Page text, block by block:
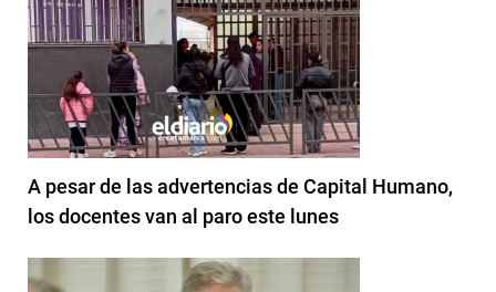
A pesar de las advertencias de Capital Humano,
los docentes van al paro este lunes